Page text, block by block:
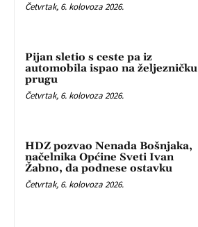
Četvrtak, 6. kolovoza 2026.
Pijan sletio s ceste pa iz
automobila ispao na željezničku
prugu
Četvrtak, 6. kolovoza 2026.
HDZ pozvao Nenada Bošnjaka,
načelnika Općine Sveti Ivan
Žabno, da podnese ostavku
Četvrtak, 6. kolovoza 2026.